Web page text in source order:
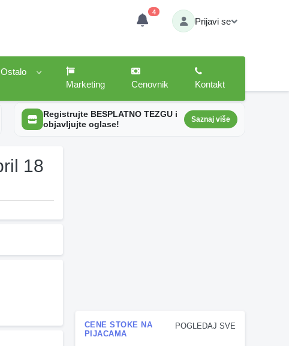
4
Prijavi se
Ostalo
Marketing
Cenovnik Kontakt
Registrujte BESPLATNO TEZGU i
objavljujte oglase!
Saznaj više
18
POGLEDAJ SVE
CENE STOKE NA
PIJACAMA